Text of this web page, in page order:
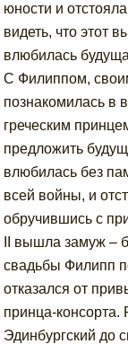
юности и
видеть, что этот
влюбилась
С Филиппом,
познакомилась в
греческим
предложить
влюбилась без
всей войны, и
обручившись с
II вышла замуж –
свадьбы Филипп
отказался от
принца-консорта.
Эдинбургский до